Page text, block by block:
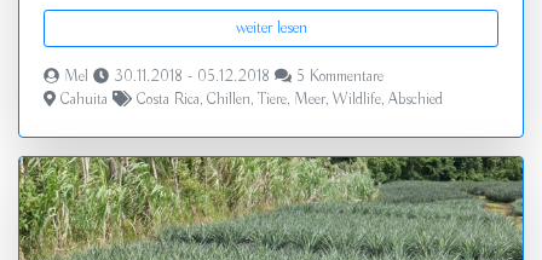
weiter lesen
Mel 30.11.2018 - 05.12.2018
5 Kommentare
Cahuita
Costa Rica, Chillen, Tiere, Meer, Wildlife, Abschied